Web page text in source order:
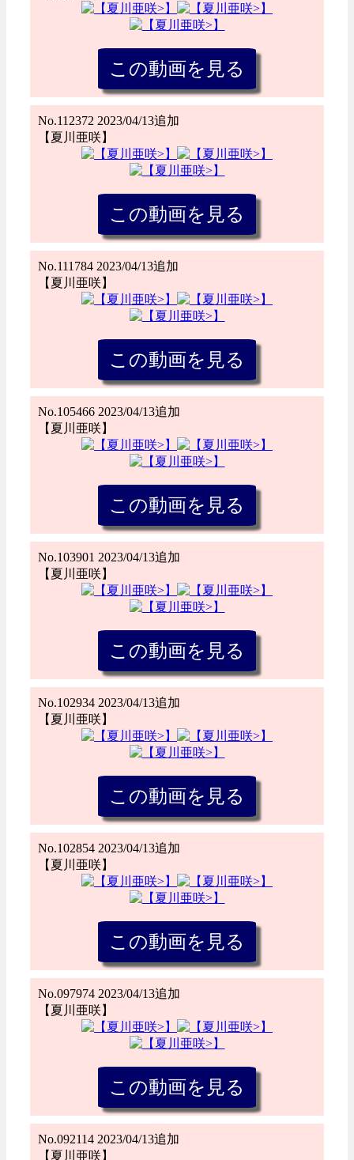
No.112372 2023/04/13追加
【夏川亜咲】
No.111784 2023/04/13追加
【夏川亜咲】
No.105466 2023/04/13追加
【夏川亜咲】
No.103901 2023/04/13追加
【夏川亜咲】
No.102934 2023/04/13追加
【夏川亜咲】
No.102854 2023/04/13追加
【夏川亜咲】
No.097974 2023/04/13追加
【夏川亜咲】
No.092114 2023/04/13追加
【夏川亜咲】